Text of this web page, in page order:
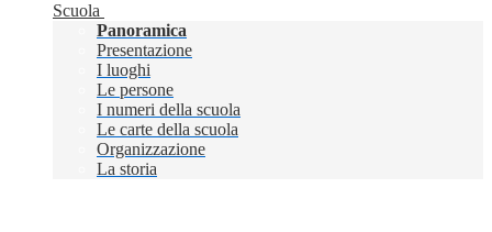
Scuola
Panoramica
Presentazione
I luoghi
Le persone
I numeri della scuola
Le carte della scuola
Organizzazione
La storia